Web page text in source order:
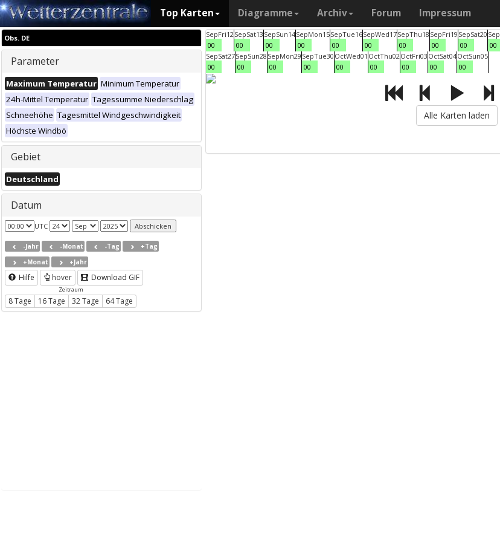
Top Karten Diagramme Archiv Forum Impressum
Obs. DE
Parameter
Maximum Temperatur Minimum Temperatur
24h-Mittel Temperatur Tagessumme Niederschlag
Schneehöhe Tagesmittel Windgeschwindigkeit
Höchste Windbö
Gebiet
Deutschland
Datum
UTC
-Jahr -Monat -Tag
+Tag
+Monat
+Jahr
Hilfe hover Download GIF
Zeitraum
8 Tage 16 Tage 32 Tage 64 Tage
SepFri12
00
SepSat13
00
SepSun14
00
SepMon15
00
SepTue16
00
SepWed17
00
SepThu18
00
SepFri19
00
SepSat20
00
Sep
00
SepSat27
00
SepSun28
00
SepMon29
00
SepTue30
00
OctWed01
00
OctThu02
00
OctFri03
00
OctSat04
00
OctSun05
00
Alle Karten laden